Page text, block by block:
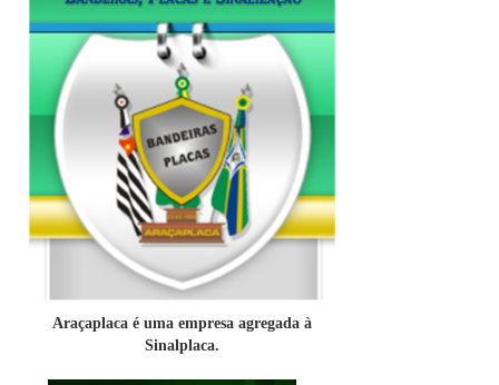
Araçaplaca é uma empresa agregada à
Sinalplaca.